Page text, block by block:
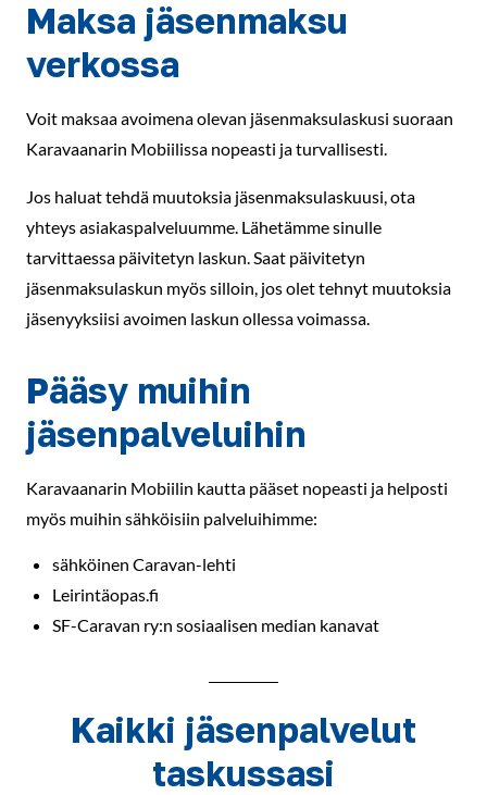
Maksa jäsenmaksu
verkossa
Voit maksaa avoimena olevan jäsenmaksulaskusi suoraan
Karavaanarin Mobiilissa nopeasti ja turvallisesti.
Jos haluat tehdä muutoksia jäsenmaksulaskuusi, ota
yhteys asiakaspalveluumme. Lähetämme sinulle
tarvittaessa päivitetyn laskun. Saat päivitetyn
jäsenmaksulaskun myös silloin, jos olet tehnyt muutoksia
jäsenyyksiisi avoimen laskun ollessa voimassa.
Pääsy muihin
jäsenpalveluihin
Karavaanarin Mobiilin kautta pääset nopeasti ja helposti
myös muihin sähköisiin palveluihimme:
sähköinen Caravan-lehti
Leirintäopas.fi
SF-Caravan ry:n sosiaalisen median kanavat
Kaikki jäsenpalvelut
taskussasi